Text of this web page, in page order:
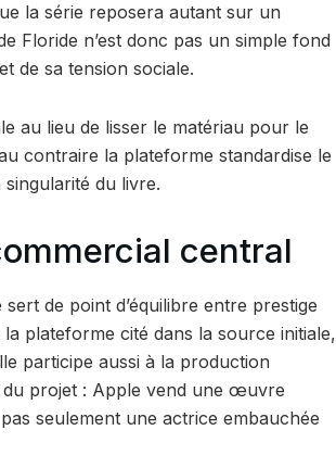
la série reposera autant sur un
Floride n’est donc pas un simple fond
de sa tension sociale.
au lieu de lisser le matériau pour le
contraire la plateforme standardise le
du livre.
central
de point d’équilibre entre prestige
plateforme cité dans la source initiale,
participe aussi à la production
du projet : Apple vend une œuvre
seulement une actrice embauchée